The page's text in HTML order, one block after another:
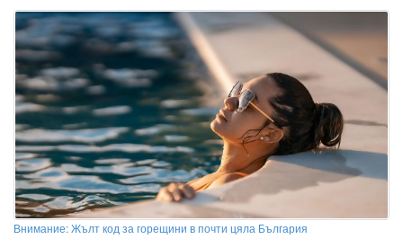
Внимание: Жълт код за горещини в почти цяла България